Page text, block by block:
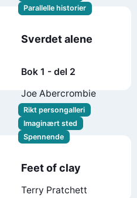
Parallelle historier
Sverdet alene
Bok 1 - del 2
Joe Abercrombie
Rikt persongalleri
Imaginært sted
Spennende
Feet of clay
Terry Pratchett